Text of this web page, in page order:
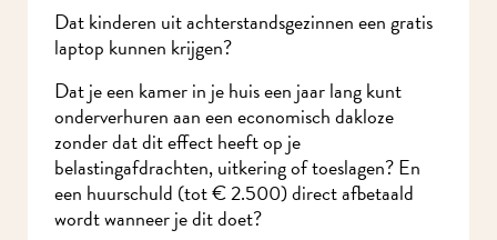
Dat kinderen uit achterstandsgezinnen een gratis
laptop kunnen krijgen?
Dat je een kamer in je huis een jaar lang kunt
onderverhuren aan een economisch dakloze
zonder dat dit effect heeft op je
belastingafdrachten, uitkering of toeslagen? En
een huurschuld (tot € 2.500) direct afbetaald
wordt wanneer je dit doet?